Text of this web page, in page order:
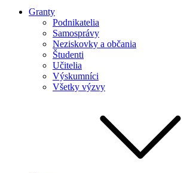
Granty
Podnikatelia
Samosprávy
Neziskovky a občania
Študenti
Učitelia
Výskumníci
Všetky výzvy